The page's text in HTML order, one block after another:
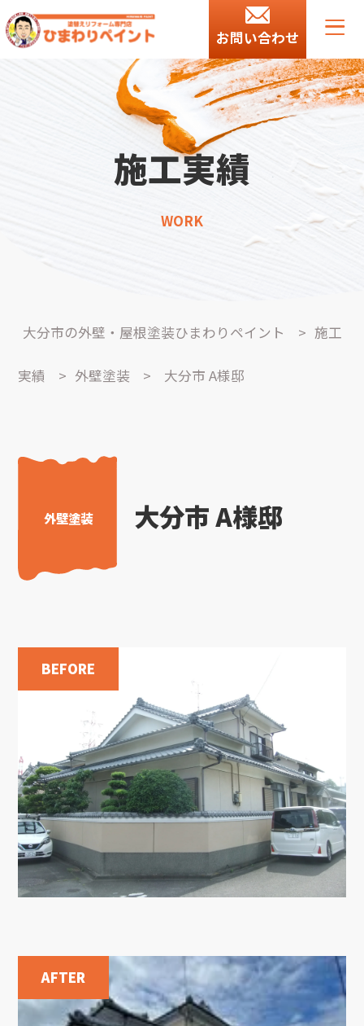
お問い合わせ
施工実績
WORK
大分市の外壁・屋根塗装ひまわりペイント > 施工
実績 > 外壁塗装 > 大分市 A様邸
外壁塗装 大分市 A様邸
BEFORE
AFTER